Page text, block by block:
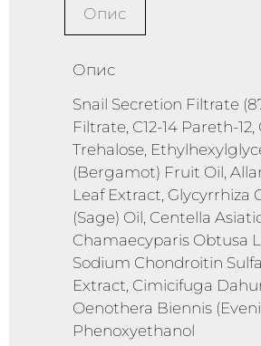
Опис
Опис
Snail Secretion Filtrate
Filtrate, C12-14 Pareth-
Trehalose,
(Bergamot) Fruit Oil,
Leaf Extract, Glycyrrhiza
(Sage) Oil, Centella
Chamaecyparis Obtusa
Sodium Chondroitin
Extract, Cimicifuga
Oenothera Biennis
Phenoxyethanol